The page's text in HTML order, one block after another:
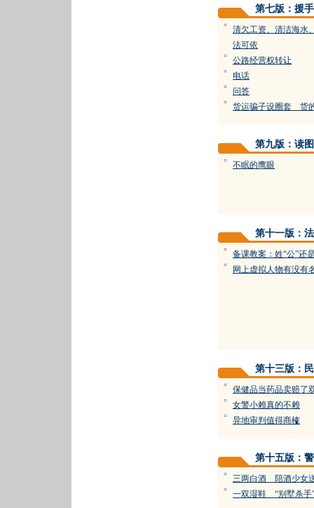
第七版：援手
=
清欠工资、清洁海水
法可依
= 公路经营权转让
= 电话
= 问答
= 货运骗子设圈套 货
第九版：读图
= 不眠的鹰眼
第十一版：
= 备课教案：姓“公”还
= 网上虚拟人物有没有
第十三版：
= 保健品当药品卖赔了
= 女警小赖真的不赖
= 异地审判值得商榷
第十五版：
= 三两白酒 陪酒少女
= 一双湿鞋 “别墅杀手